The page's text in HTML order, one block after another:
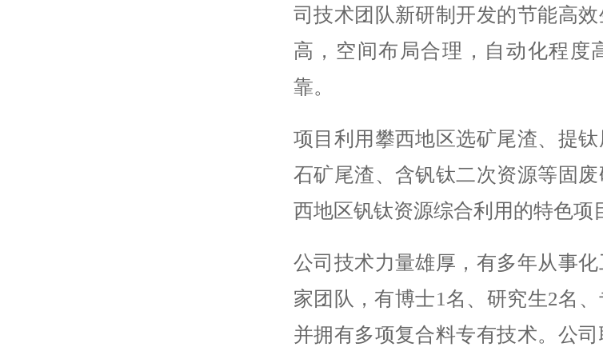
司技术团队新研制开发的节能高
高，空间布局合理，自动化程度
靠。
项目利用攀西地区选矿尾渣、提
石矿尾渣、含钒钛二次资源等固
西地区钒钛资源综合利用的特色项
公司技术力量雄厚，有多年从事
家团队，有博士1名、研究生2名、
并拥有多项复合料专有技术。公